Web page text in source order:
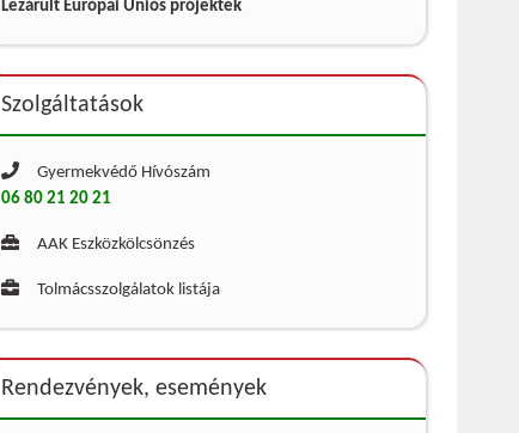
Lezárult Európai Uniós projektek
Szolgáltatások
Gyermekvédő Hívószám
06 80 21 20 21
AAK Eszközkölcsönzés
Tolmácsszolgálatok listája
Rendezvények, események